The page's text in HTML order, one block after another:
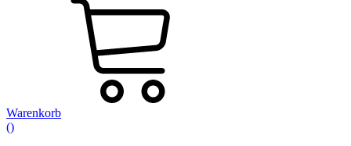
Warenkorb
()